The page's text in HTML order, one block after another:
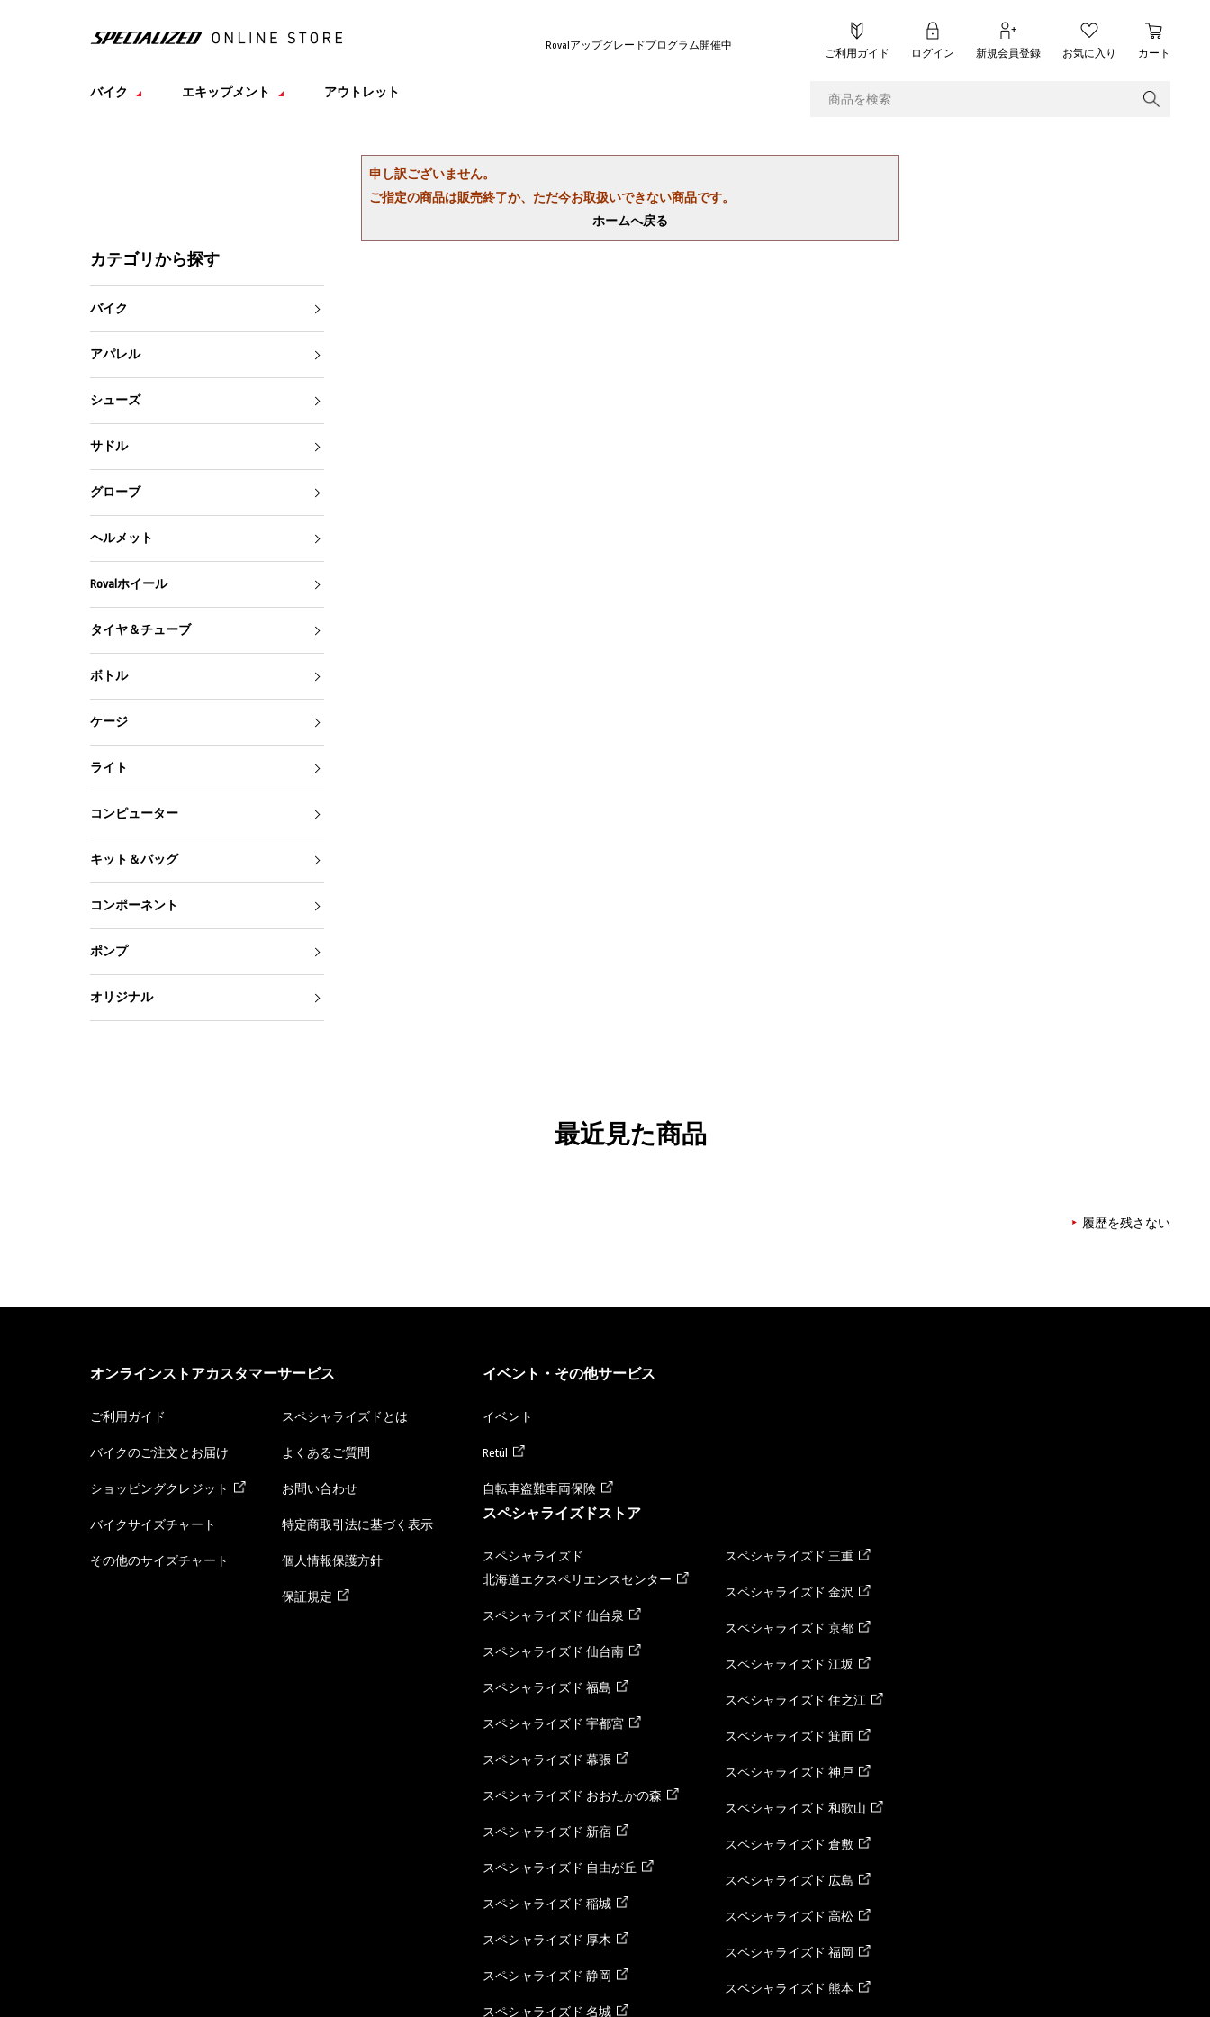
Rovalアップグレードプログラム開催中
ご利用ガイド ログイン 新規会員登録 お気に入り カート
バイク エキップメント アウトレット
申し訳ございません。
ご指定の商品は販売終了か、ただ今お取扱いできない商品です。
ホームへ戻る
カテゴリから探す
バイク
アパレル
シューズ
サドル
グローブ
ヘルメット
Rovalホイール
タイヤ＆チューブ
ボトル
ケージ
ライト
コンピューター
キット＆バッグ
コンポーネント
ポンプ
オリジナル
最近見た商品
履歴を残さない
オンラインストアカスタマーサービス
ご利用ガイド
バイクのご注文とお届け
ショッピングクレジット
バイクサイズチャート
その他のサイズチャート
スペシャライズドとは
よくあるご質問
お問い合わせ
特定商取引法に基づく表示
個人情報保護方針
保証規定
イベント・その他サービス
イベント
Retül
自転車盗難車両保険
スペシャライズドストア
スペシャライズド
北海道エクスペリエンスセンター
スペシャライズド 仙台泉
スペシャライズド 仙台南
スペシャライズド 福島
スペシャライズド 宇都宮
スペシャライズド 幕張
スペシャライズド おおたかの森
スペシャライズド 新宿
スペシャライズド 自由が丘
スペシャライズド 稲城
スペシャライズド 厚木
スペシャライズド 静岡
スペシャライズド 名城
スペシャライズド 三重
スペシャライズド 金沢
スペシャライズド 京都
スペシャライズド 江坂
スペシャライズド 住之江
スペシャライズド 箕面
スペシャライズド 神戸
スペシャライズド 和歌山
スペシャライズド 倉敷
スペシャライズド 広島
スペシャライズド 高松
スペシャライズド 福岡
スペシャライズド 熊本